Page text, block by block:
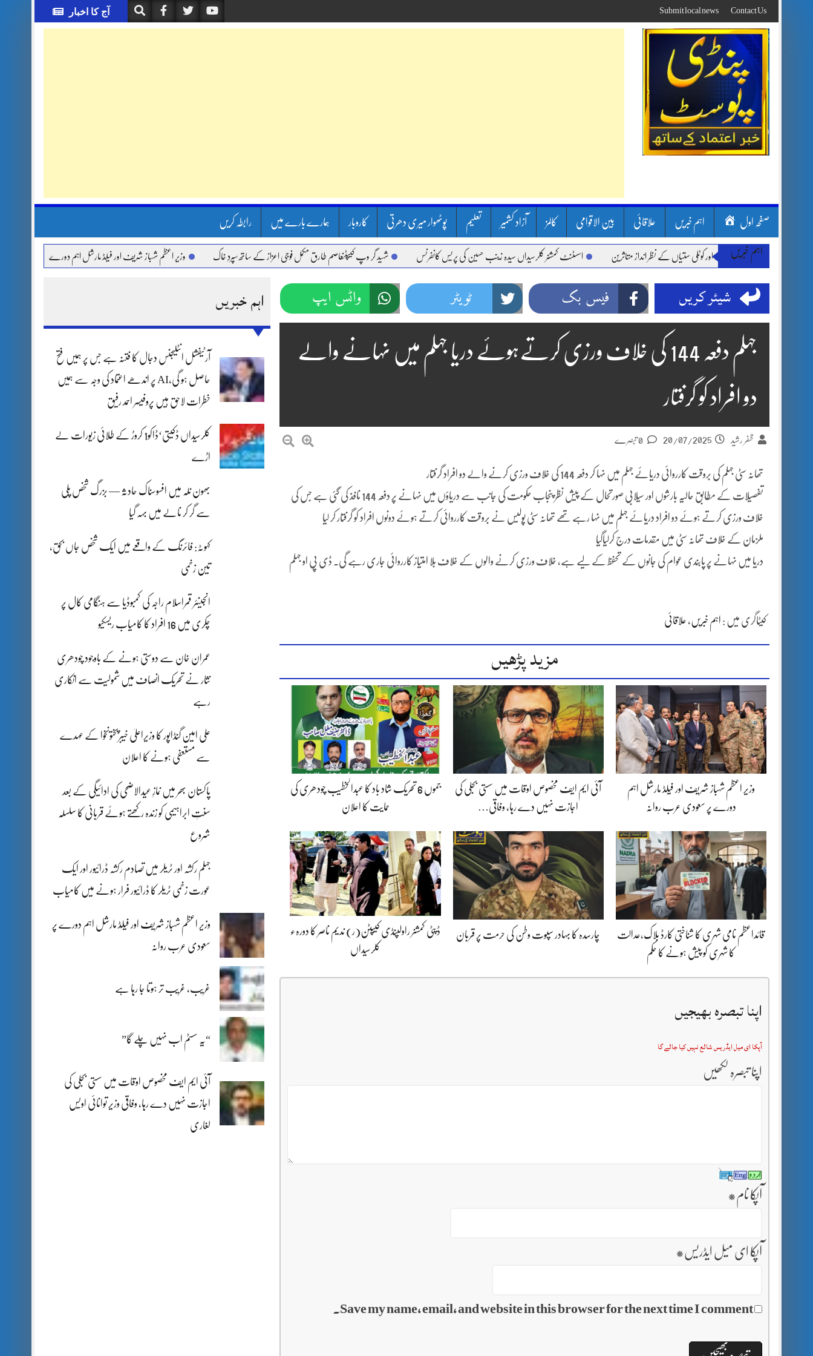
to
content
آج کا اخبار Contact Us
Submit local news
صفحہ اول اہم خبریں علاقائی بین الاقوامی کالمز آزاد کشمیر تعلیم پوٹھوار میری دھرتی کاروبار ہمارے بارے میں رابطہ کریں
اہم خبریں
بارشیں، لینڈ سلائیڈنگ اور کوٹلی ستیاں کے نظر انداز متاثرین اسسٹنٹ کمشنر کلرسیداں سیدہ زینب حسین کی پریس کانفرنس شہید گر وپ کیپٹنعاصم طارق مکمل فوجی اعزاز کے ساتھ سپردِ خاک وزیر اعظم شہباز شریف اور فیلڈ مارشل اہم دورے پر سعودی عرب روانہ
اہم خبریں
آرٹیفشل انٹلیجنس دجال کا فتنہ ہے جس پر ہمیں فتح
حاصل ہو گی،AI پر اندھے اعتماد کی وجہ سے ہمیں
خطرات لاحق ہیں پروفیسر احمد رفیق
کلرسیداں ڈکیتی‘ڈاکو1 کروڑ کے طلائی زیورات لے
اڑے
بھون نلہ میں افسوسناک حادثہ — بزرگ شخص پلی
سے گر کر نالے میں بہہ گیا
کہوٹہ: فائرنگ کے واقعے میں ایک شخص جاں بحق،
تین زخمی
انجینئر قمراسلام راجہ کی کمبوڈیا سے ہنگامی کال پر
چکری میں 16 افراد کا کامیاب ریسکیو
عمران خان سے دوستی ہونے کے باوجود چودھری
نثار نے تحریک انصاف میں شمولیت سے انکاری
رہے
علی امین گنڈاپور کا وزیراعلیٰ خیبرپختونخوا کے عہدے
سے مستعفی ہونے کا اعلان
پاکستان بھر میں نمازِ عیدالاضحی کی ادائیگی کے بعد
سنتِ ابراہیمی کو زندہ رکھتے ہوئے قربانی کا سلسلہ
شروع
جہلم رکشہ اور ٹریلر میں تصادم رکشہ ڈرائیور اور ایک
عورت زخمی ٹریلر کا ڈرائیور فرار ہونے میں کامیاب
وزیر اعظم شہباز شریف اور فیلڈ مارشل اہم دورے پر
سعودی عرب روانہ
غریب، غریب تر ہوتا جا رہا ہے
“یہ سسٹم اب نہیں چلے گا”
آئی ایم ایف مخصوص اوقات میں سستی بجلی کی
اجازت نہیں دے رہا، وفاقی وزیر توانائی اویس
لغاری
شیئر کریں فیس بک ٹویٹر واٹس ایپ
جہلم دفعہ 144 کی خلاف ورزی کرتےہوئے دریا جہلم میں نہانے والے
دو افراد کو گرفتار
ظفر رشید 20/07/2025
تھانہ سٹی جہلم کی بروقت کارروائی دریائے جہلم میں نہا کر دفعہ 144 کی خلاف ورزی کرنے والے دو افراد گرفتار
تفصیلات کے مطابق حالیہ بارشوں اور سیلابی صورتحال کے پیش نظر پنجاب حکومت کی جانب سے دریاؤں میں نہانے پر دفعہ 144 نافذ کی گئی ہے جس کی
خلاف ورزی کرتے ہوئے دو افراد دریائے جہلم میں نہا رہے تھے تھانہ سٹی پولیس نے بروقت کارروائی کرتے ہوئے دونوں افراد کو گرفتار کر لیا
ملزمان کے خلاف تھانہ سٹی میں مقدمات درج کرلیاگیا
دریا میں نہانے پر پابندی عوام کی جانوں کے تحفظ کے لیے ہے، خلاف ورزی کرنے والوں کے خلاف بلا امتیاز کارروائی جاری رہے گی۔ ڈی پی او جہلم
کیٹاگری میں : اہم خبریں ، علاقائی
مزید پڑھیں
وزیر اعظم شہباز شریف اور فیلڈ مارشل اہم
دورے پر سعودی عرب روانہ
آئی ایم ایف مخصوص اوقات میں سستی بجلی کی
اجازت نہیں دے رہا، وفاقی…
جموں 6 تحریک شاد باد کا عبدالخطیب چودھری کی
حمایت کا اعلان
قائداعظم نامی شہری کا شناختی کارڈ بلاک،عدالت
کا شہری کو پیش ہونے کا حکم
چارسدہ کا بہادر سپوت وطن کی حرمت پر قربان
ڈپٹی کمشنر راولپنڈی کیپٹن(ر) ندیم ناصر کا دورہء
کلرسیداں
اپنا تبصرہ بھیجیں
آپکا ای میل ایڈریس شائع نہیں کیا جائے گا
اپنا تبصرہ لکھیں
آپکا نام *
آپکا ای میل ایڈریس *
Save my name, email, and website in this browser for the next time I comment.